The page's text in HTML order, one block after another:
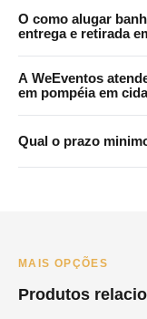
As grades da
pontos e tratamento
O como alugar
entrega e retirada
Paulo e Grande SP.
A WeEventos
em pompéia em
Diadema e Maua.
Qual o prazo
MAIS OPÇÕES
Produtos